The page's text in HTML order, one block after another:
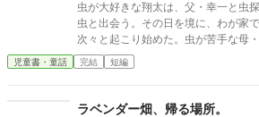
虫が大好きな翔太は、父・幸一と虫
虫と出会う。その日を境に、わが家
次々と起こり始めた。虫が苦手な母
は小さな命と向き合っていく。笑っ
かくなる、家族の物語。夏のある日
児童書・童話 完結 短編
ラベンダー畑、帰る場所。